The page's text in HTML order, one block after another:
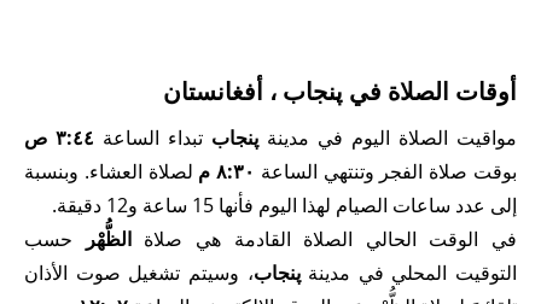
أوقات الصلاة في پنجاب ، أفغانستان
مواقيت الصلاة اليوم في مدينة پنجاب تبداء الساعة ٣:٤٤ ص
بوقت صلاة الفجر وتنتهي الساعة ٨:٣٠ م
لصلاة العشاء. وبنسبة
إلى عدد ساعات الصيام لهذا اليوم فأنها 15 ساعة و12 دقيقة.
في الوقت الحالي الصلاة القادمة هي صلاةالظُّهْر
حسب
التوقيت المحلي في مدينةپنجاب، وسيتم تشغيل صوت الأذان